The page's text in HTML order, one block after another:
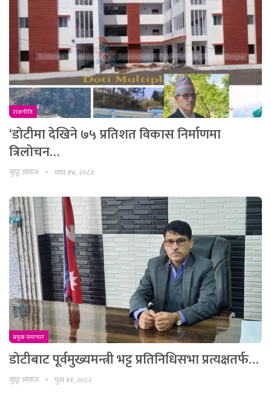
राजनीति
‘डाेटीमा देखिने ७५ प्रतिशत विकास निर्माणमा
त्रिलाेचन…
सुदूर आवाज माघ १४, २०८२
प्रमुख समाचार
डाेटीबाट पूर्वमुख्यमन्त्री भट्ट प्रतिनिधिसभा प्रत्यक्षतर्फ…
सुदूर आवाज पुस ११, २०८२